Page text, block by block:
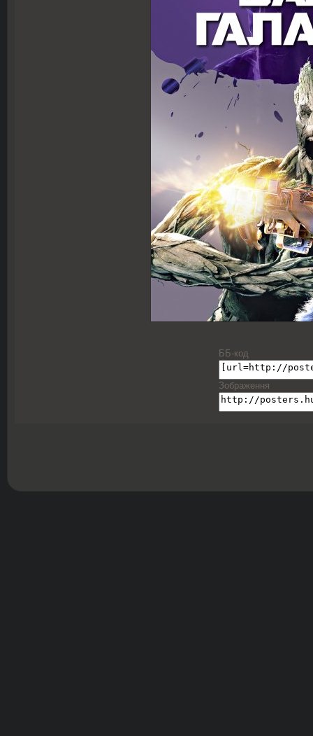
ББ-код
Зображення